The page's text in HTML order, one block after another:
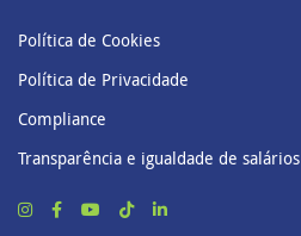
Política de Cookies
Política de Privacidade
Compliance
Transparência e igualdade de salários